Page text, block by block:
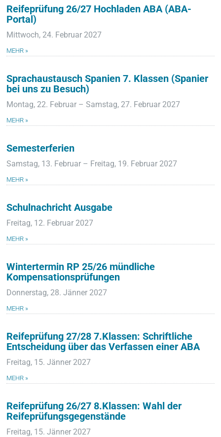
Reifeprüfung 26/27 Hochladen ABA (ABA-
Portal)
Mittwoch, 24. Februar 2027
MEHR »
Sprachaustausch Spanien 7. Klassen (Spanier
bei uns zu Besuch)
Montag, 22. Februar – Samstag, 27. Februar 2027
MEHR »
Semesterferien
Samstag, 13. Februar – Freitag, 19. Februar 2027
MEHR »
Schulnachricht Ausgabe
Freitag, 12. Februar 2027
MEHR »
Wintertermin RP 25/26 mündliche
Kompensationsprüfungen
Donnerstag, 28. Jänner 2027
MEHR »
Reifeprüfung 27/28 7.Klassen: Schriftliche
Entscheidung über das Verfassen einer ABA
Freitag, 15. Jänner 2027
MEHR »
Reifeprüfung 26/27 8.Klassen: Wahl der
Reifeprüfungsgegenstände
Freitag, 15. Jänner 2027